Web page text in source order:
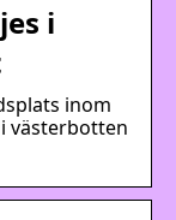
i
inom
västerbotten